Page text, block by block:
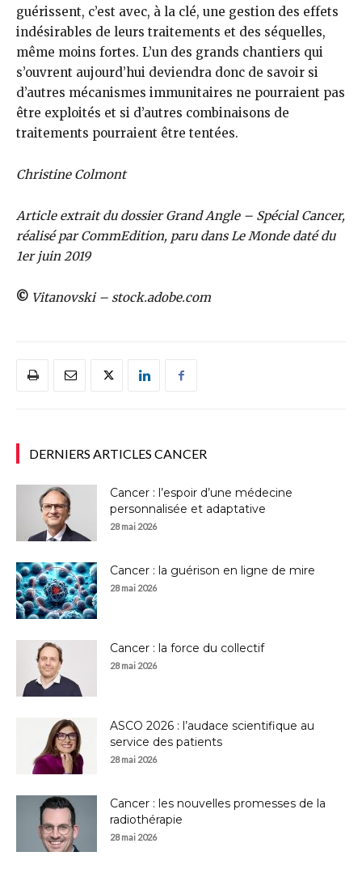
guérissent, c’est avec, à la clé, une gestion des effets
indésirables de leurs traitements et des séquelles,
même moins fortes. L’un des grands chantiers qui
s’ouvrent aujourd’hui deviendra donc de savoir si
d’autres mécanismes immunitaires ne pourraient pas
être exploités et si d’autres combinaisons de
traitements pourraient être tentées.
Christine Colmont
Article extrait du dossier Grand Angle – Spécial Cancer,
réalisé par CommEdition, paru dans Le Monde daté du
1er juin 2019
© Vitanovski – stock.adobe.com
DERNIERS ARTICLES CANCER
Cancer : l’espoir d’une médecine
personnalisée et adaptative
28 mai 2026
Cancer : la guérison en ligne de mire
28 mai 2026
Cancer : la force du collectif
28 mai 2026
ASCO 2026 : l’audace scientifique au
service des patients
28 mai 2026
Cancer : les nouvelles promesses de la
radiothérapie
28 mai 2026